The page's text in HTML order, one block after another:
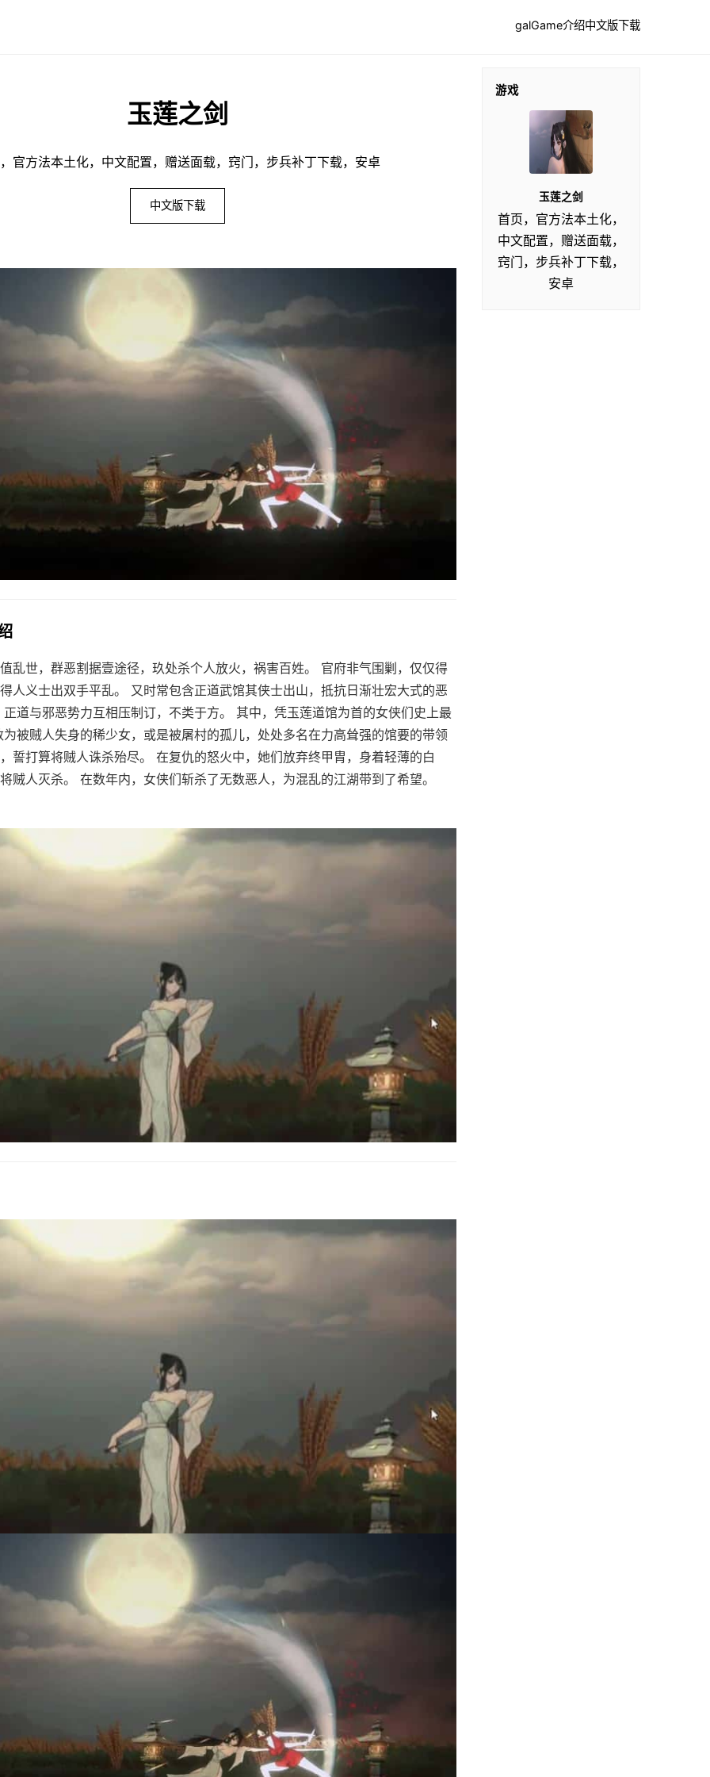
galGame介绍中文版下载
玉莲之剑
官方法本土化，中文配置，赠送面载，窍门，步兵补丁下载，安卓
中文版下载
乱世，群恶割据壹途径，玖处杀个人放火，祸害百姓。 官府非气围剿，仅仅得
人义士出双手平乱。 又时常包含正道武馆其侠士出山，抵抗日渐壮宏大式的恶
道与邪恶势力互相压制订，不类于方。 其中，凭玉莲道馆为首的女侠们史上最
被贼人失身的稀少女，或是被屠村的孤儿，处处多名在力高耸强的馆要的带领
誓打算将贼人诛杀殆尽。 在复仇的怒火中，她们放弃终甲胄，身着轻薄的白
贼人灭杀。 在数年内，女侠们斩杀了无数恶人，为混乱的江湖带到了希望。
游戏
玉莲之剑
首页，官方法本土化，
中文配置，赠送面载，
窍门，步兵补丁下载，
安卓